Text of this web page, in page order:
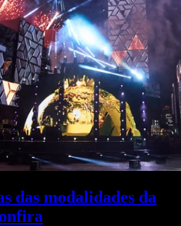
das modalidades da